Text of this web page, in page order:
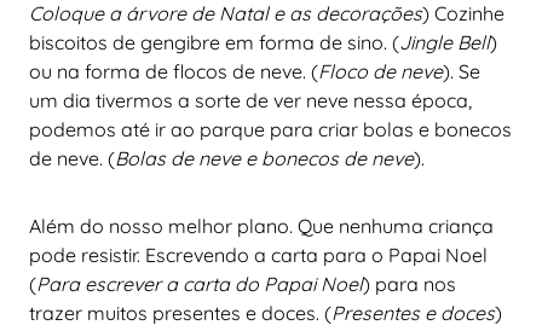
Coloque a árvore de Natal e as decorações) Cozinhe
biscoitos de gengibre em forma de sino. (Jingle Bell)
ou na forma de flocos de neve. (Floco de neve). Se
um dia tivermos a sorte de ver neve nessa época,
podemos até ir ao parque para criar bolas e bonecos
de neve. (Bolas de neve e bonecos de neve).
Além do nosso melhor plano. Que nenhuma criança
pode resistir. Escrevendo a carta para o Papai Noel
(Para escrever a carta do Papai Noel) para nos
trazer muitos presentes e doces. (Presentes e doces)